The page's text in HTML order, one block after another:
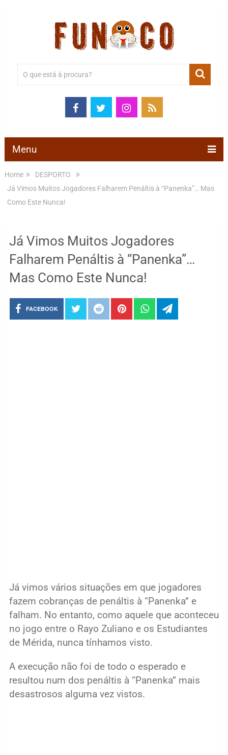
Menu
Home
DESPORTO
Já Vimos Muitos Jogadores Falharem Penáltis à “Panenka”… Mas
Como Este Nunca!
Já Vimos Muitos Jogadores
Falharem Penáltis à “Panenka”…
Mas Como Este Nunca!
FACEBOOK
Já vimos vários situações em que jogadores
fazem cobranças de penáltis à “Panenka” e
falham. No entanto, como aquele que aconteceu
no jogo entre o Rayo Zuliano e os Estudiantes
de Mérida, nunca tínhamos visto.
A execução não foi de todo o esperado e
resultou num dos penáltis à “Panenka” mais
desastrosos alguma vez vistos.